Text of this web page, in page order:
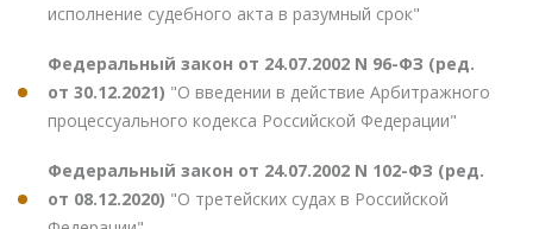
исполнение судебного акта в разумный срок"
Федеральный закон от 24.07.2002 N 96-ФЗ (ред.
от 30.12.2021) "О введении в действие Арбитражного
процессуального кодекса Российской Федерации"
Федеральный закон от 24.07.2002 N 102-ФЗ (ред.
от 08.12.2020) "О третейских судах в Российской